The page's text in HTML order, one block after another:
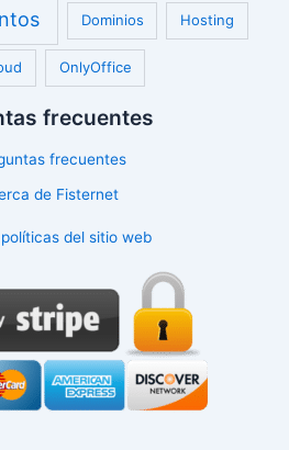
Dominios Hosting
OnlyOffice
frecuentes
frecuentes
de Fisternet
políticas del sitio web